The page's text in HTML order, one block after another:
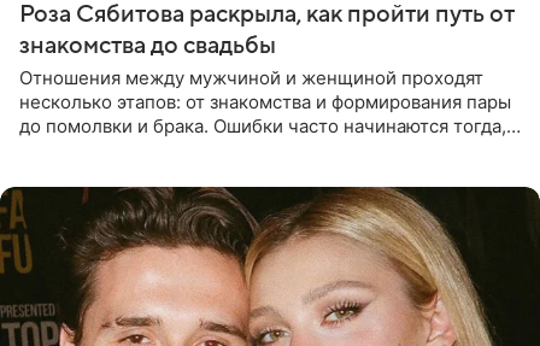
Роза Сябитова раскрыла, как пройти путь от
знакомства до свадьбы
Отношения между мужчиной и женщиной проходят
несколько этапов: от знакомства и формирования пары
до помолвки и брака. Ошибки часто начинаются тогда,